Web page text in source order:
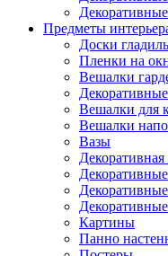
Предметы
Доски
Пленки на
Вешалки
Вешалки для
Вешалки
Вазы
Декоративная
Картины
Панно